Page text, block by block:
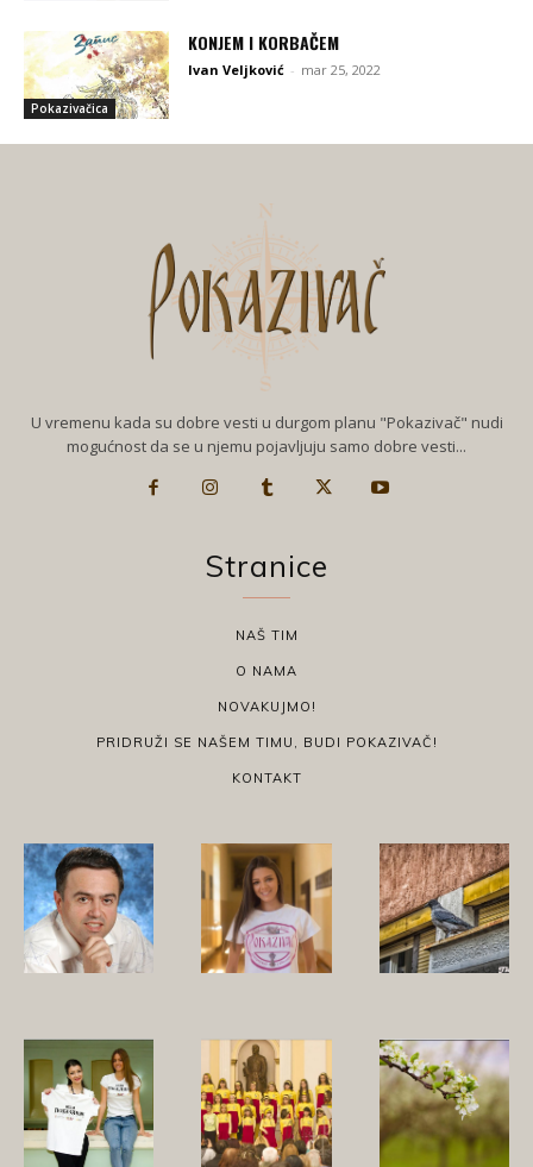
Pokazivačica
KONJEM I KORBAČEM
Ivan Veljković - mar 25, 2022
U vremenu kada su dobre vesti u durgom planu "Pokazivač" nudi
mogućnost da se u njemu pojavljuju samo dobre vesti...
Stranice
NAŠ TIM
O NAMA
NOVAKUJMO!
PRIDRUŽI SE NAŠEM TIMU, BUDI POKAZIVAČ!
KONTAKT